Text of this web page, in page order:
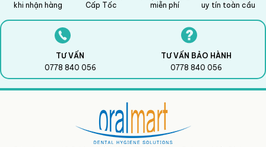
khi nhận hàng
Cấp Tốc
miễn phí
uy tín toàn cầu
TƯ VẤN
0778 840 056
TƯ VẤN BẢO HÀNH
0778 840 056